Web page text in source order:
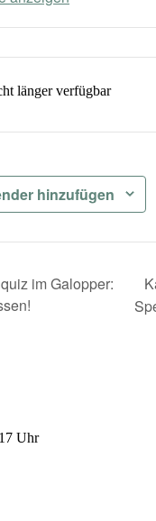
länger verfügbar
hinzufügen
im Galopper:
Uhr